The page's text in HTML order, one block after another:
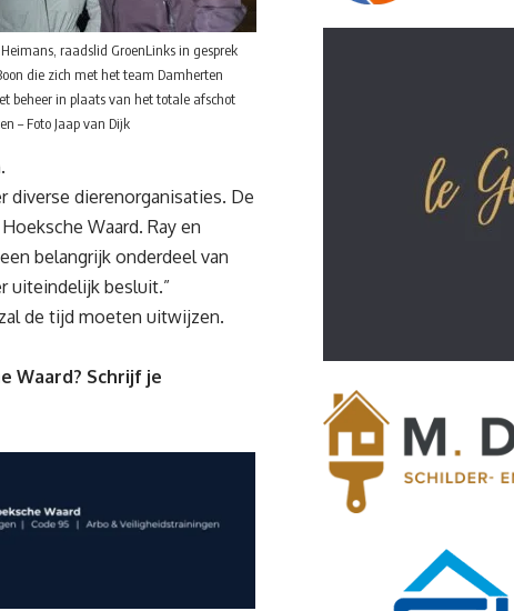
raadslid GroenLinks in gesprek
die zich met het team Damherten
beheer in plaats van het totale afschot
– Foto Jaap van Dijk
diverse dierenorganisaties. De
Waard. Ray en
belangrijk onderdeel van
uiteindelijk besluit.”
de tijd moeten uitwijzen.
Waard? Schrijf je